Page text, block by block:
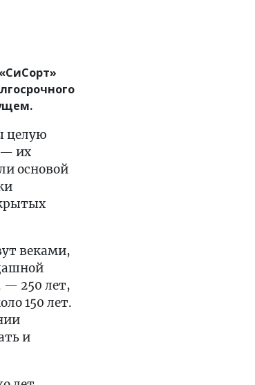
целую
— их
основой
веками,
— 250 лет,
150 лет.
и